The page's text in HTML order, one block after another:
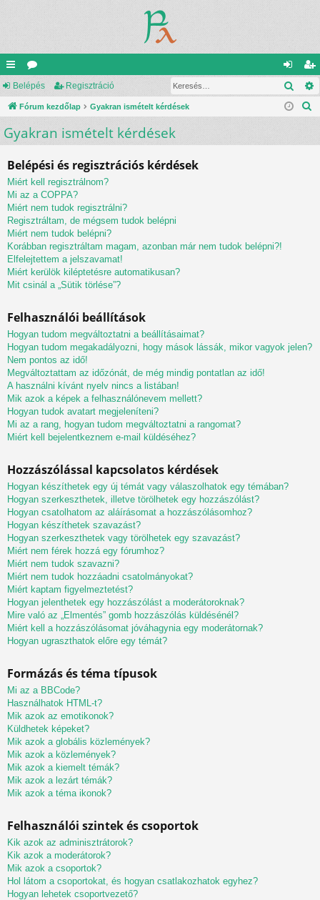
yo
rs
lin
k
ór
u
m
el
ép
eg
is
Belépés Regisztráció
Fórum kezdőlap Gyakran ismételt kérdések
Gyakran ismételt kérdések
Belépési és regisztrációs kérdések
Miért kell regisztrálnom?
Mi az a COPPA?
Miért nem tudok regisztrálni?
Regisztráltam, de mégsem tudok belépni
Miért nem tudok belépni?
Korábban regisztráltam magam, azonban már nem tudok belépni?!
Elfelejtettem a jelszavamat!
Miért kerülök kiléptetésre automatikusan?
Mit csinál a „Sütik törlése”?
Felhasználói beállítások
Hogyan tudom megváltoztatni a beállításaimat?
Hogyan tudom megakadályozni, hogy mások lássák, mikor vagyok jelen?
Nem pontos az idő!
Megváltoztattam az időzónát, de még mindig pontatlan az idő!
A használni kívánt nyelv nincs a listában!
Mik azok a képek a felhasználónevem mellett?
Hogyan tudok avatart megjeleníteni?
Mi az a rang, hogyan tudom megváltoztatni a rangomat?
Miért kell bejelentkeznem e-mail küldéséhez?
Hozzászólással kapcsolatos kérdések
Hogyan készíthetek egy új témát vagy válaszolhatok egy témában?
Hogyan szerkeszthetek, illetve törölhetek egy hozzászólást?
Hogyan csatolhatom az aláírásomat a hozzászólásomhoz?
Hogyan készíthetek szavazást?
Hogyan szerkeszthetek vagy törölhetek egy szavazást?
Miért nem férek hozzá egy fórumhoz?
Miért nem tudok szavazni?
Miért nem tudok hozzáadni csatolmányokat?
Miért kaptam figyelmeztetést?
Hogyan jelenthetek egy hozzászólást a moderátoroknak?
Mire való az „Elmentés” gomb hozzászólás küldésénél?
Miért kell a hozzászólásomat jóváhagynia egy moderátornak?
Hogyan ugraszthatok előre egy témát?
Formázás és téma típusok
Mi az a BBCode?
Használhatok HTML-t?
Mik azok az emotikonok?
Küldhetek képeket?
Mik azok a globális közlemények?
Mik azok a közlemények?
Mik azok a kiemelt témák?
Mik azok a lezárt témák?
Mik azok a téma ikonok?
Felhasználói szintek és csoportok
Kik azok az adminisztrátorok?
Kik azok a moderátorok?
Mik azok a csoportok?
Hol látom a csoportokat, és hogyan csatlakozhatok egyhez?
Hogyan lehetek csoportvezető?